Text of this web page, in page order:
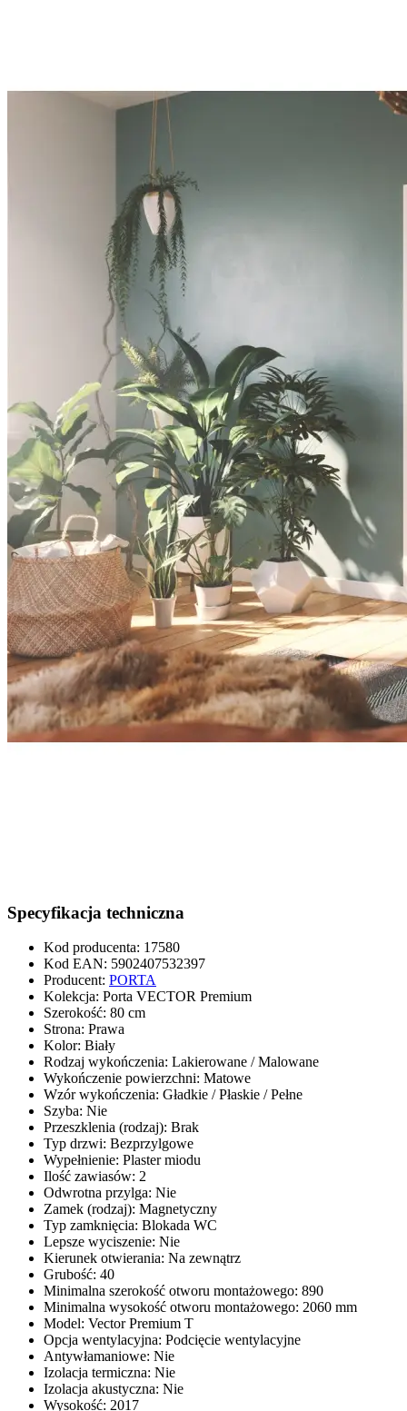
Specyfikacja techniczna
Kod producenta: 17580
Kod EAN: 5902407532397
Producent: PORTA
Kolekcja: Porta VECTOR Premium
Szerokość: 80 cm
Strona: Prawa
Kolor: Biały
Rodzaj wykończenia: Lakierowane / Malowane
Wykończenie powierzchni: Matowe
Wzór wykończenia: Gładkie / Płaskie / Pełne
Szyba: Nie
Przeszklenia (rodzaj): Brak
Typ drzwi: Bezprzylgowe
Wypełnienie: Plaster miodu
Ilość zawiasów: 2
Odwrotna przylga: Nie
Zamek (rodzaj): Magnetyczny
Typ zamknięcia: Blokada WC
Lepsze wyciszenie: Nie
Kierunek otwierania: Na zewnątrz
Grubość: 40
Minimalna szerokość otworu montażowego: 890
Minimalna wysokość otworu montażowego: 2060 mm
Model: Vector Premium T
Opcja wentylacyjna: Podcięcie wentylacyjne
Antywłamaniowe: Nie
Izolacja termiczna: Nie
Izolacja akustyczna: Nie
Wysokość: 2017